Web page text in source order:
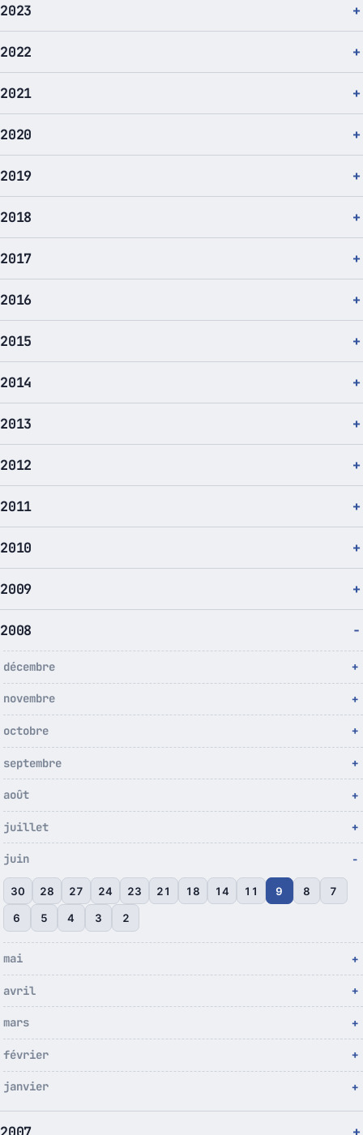
2023
2022
2021
2020
2019
2018
2017
2016
2015
2014
2013
2012
2011
2010
2009
2008
décembre
novembre
octobre
septembre
août
juillet
juin
30 28 27 24 23 21 18 14 11 9 8 7
6 5 4 3 2
mai
avril
mars
février
janvier